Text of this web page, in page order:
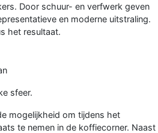
Door schuur- en verfwerk geven
en moderne uitstraling.
het resultaat.
sfeer.
mogelijkheid om tijdens het
te nemen in de koffiecorner. Naast